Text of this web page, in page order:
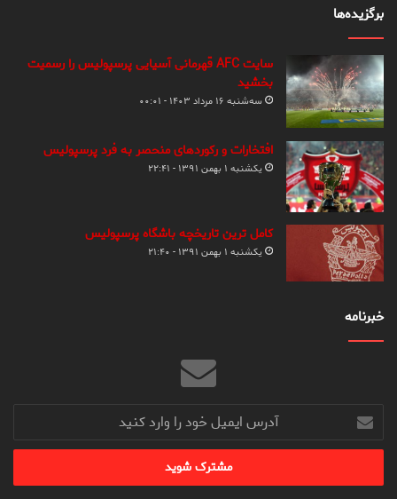
برگزیده‌ها
سایت AFC قهرمانی آسیایی پرسپولیس را رسمیت
بخشید
سه‌شنبه ۱۶ مرداد ۱۴۰۳ - ۰۰:۰۱
افتخارات و رکوردهای منحصر به فرد پرسپولیس
یکشنبه ۱ بهمن ۱۳۹۱ - ۲۲:۴۱
کامل ترین تاریخچه باشگاه پرسپولیس
یکشنبه ۱ بهمن ۱۳۹۱ - ۲۱:۴۰
خبرنامه
آدرس
ایمیل
خود
وارد